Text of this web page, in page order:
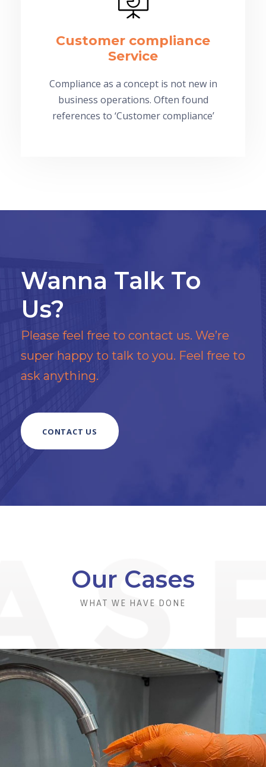
Customer compliance
Service
Compliance as a concept is not new in
business operations. Often found
references to ‘Customer compliance’
Wanna Talk To
Us?
Please feel free to contact us. We’re
super happy to talk to you. Feel free to
ask anything.
CONTACT US
Our Cases
WHAT WE HAVE DONE